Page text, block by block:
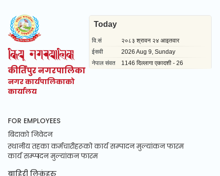
कीर्तिपुर नगरपालिका
नगर कार्यपालिकाको
कार्यालय
FOR EMPLOYEES
बिदाको निवेदन
स्थानीय तहका कर्मचारीहरूको कार्य सम्पादन मुल्यांकन फारम
कार्य सम्प्पदन मुल्यांकन फारम
बाहिरी लिकंहरु